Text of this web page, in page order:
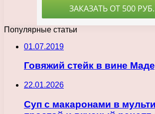
Популярные статьи
01.07.2019
Говяжий стейк в вине
22.01.2026
Суп с макаронами в